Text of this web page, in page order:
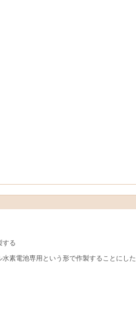
する
素電池専用という形で作製することにした